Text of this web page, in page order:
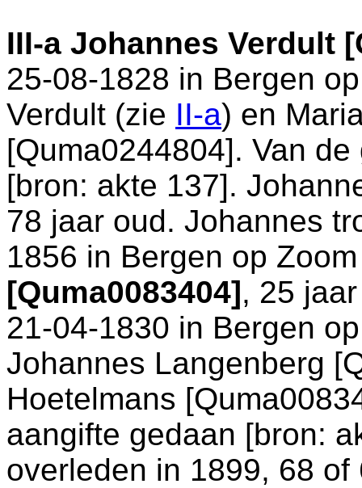
III-a Johannes Verdult
25-08-1828 in Bergen
Verdult (zie II-a) en
[Quma0244804]. Van
[bron: akte 137].
78 jaar oud. Johannes
1856 in Bergen op Zoom
[Quma0083404], 25
21-04-1830 in Bergen
Johannes Langenberg
Hoetelmans
aangifte gedaan [bron:
overleden in 1899, 68 of